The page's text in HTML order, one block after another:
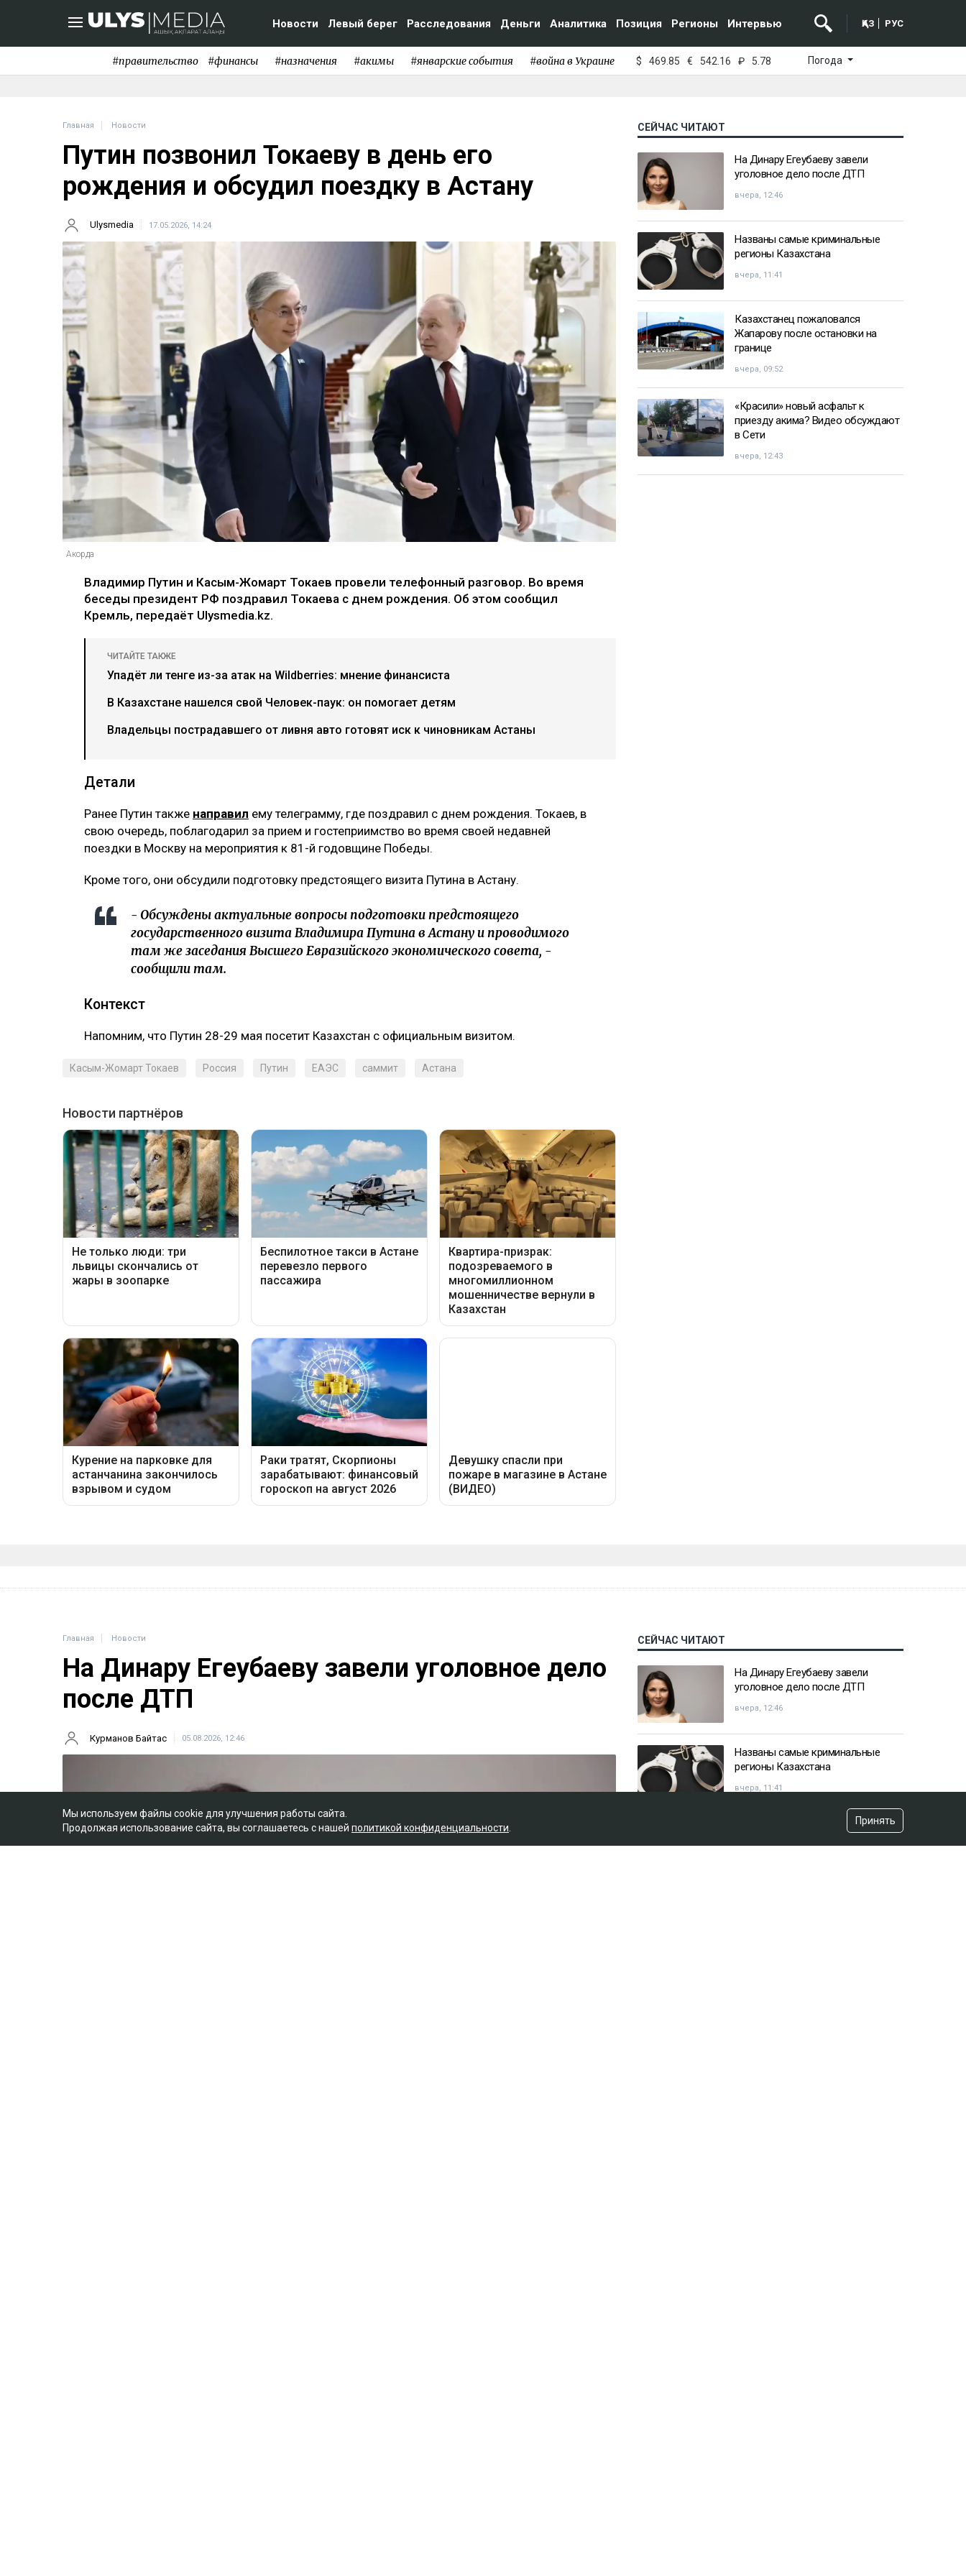
Новости Левый берег Расследования Деньги Аналитика Позиция Регионы Интервью ҚАЗ РУС
#правительство #финансы #назначения #акимы #январские события #война в Украине $ 469.85 € 542.16 ₽ 5.78 Погода
Главная Новости
Путин позвонил Токаеву в день его
рождения и обсудил поездку в Астану
Ulysmedia 17.05.2026, 14:24
Акорда
Владимир Путин и Касым-Жомарт Токаев провели телефонный разговор. Во время
беседы президент РФ поздравил Токаева с днем рождения. Об этом сообщил
Кремль, передаёт Ulysmedia.kz.
ЧИТАЙТЕ ТАКЖЕ
Упадёт ли тенге из-за атак на Wildberries: мнение финансиста
В Казахстане нашелся свой Человек-паук: он помогает детям
Владельцы пострадавшего от ливня авто готовят иск к чиновникам Астаны
Детали
Ранее Путин также направил ему телеграмму, где поздравил с днем рождения. Токаев, в
свою очередь, поблагодарил за прием и гостеприимство во время своей недавней
поездки в Москву на мероприятия к 81-й годовщине Победы.
Кроме того, они обсудили подготовку предстоящего визита Путина в Астану.
- Обсуждены актуальные вопросы подготовки предстоящего
государственного визита Владимира Путина в Астану и проводимого
там же заседания Высшего Евразийского экономического совета, -
сообщили там.
Контекст
Напомним, что Путин 28-29 мая посетит Казахстан с официальным визитом.
Касым-Жомарт Токаев Россия Путин ЕАЭС саммит Астана
СЕЙЧАС ЧИТАЮТ
На Динару Егеубаеву завели
уголовное дело после ДТП
вчера, 12:46
Названы самые криминальные
регионы Казахстана
вчера, 11:41
Казахстанец пожаловался
Жапарову после остановки на
границе
вчера, 09:52
«Красили» новый асфальт к
приезду акима? Видео обсуждают
в Сети
вчера, 12:43
Главная Новости
На Динару Егеубаеву завели уголовное дело
после ДТП
Курманов Байтас 05.08.2026, 12:46
СЕЙЧАС ЧИТАЮТ
На Динару Егеубаеву завели
уголовное дело после ДТП
вчера, 12:46
Названы самые криминальные
регионы Казахстана
вчера, 11:41
Казахстанец пожаловался
Жапарову после остановки на
Мы используем файлы cookie для улучшения работы сайта.
Продолжая использование сайта, вы соглашаетесь с нашей политикой конфиденциальности
Принять